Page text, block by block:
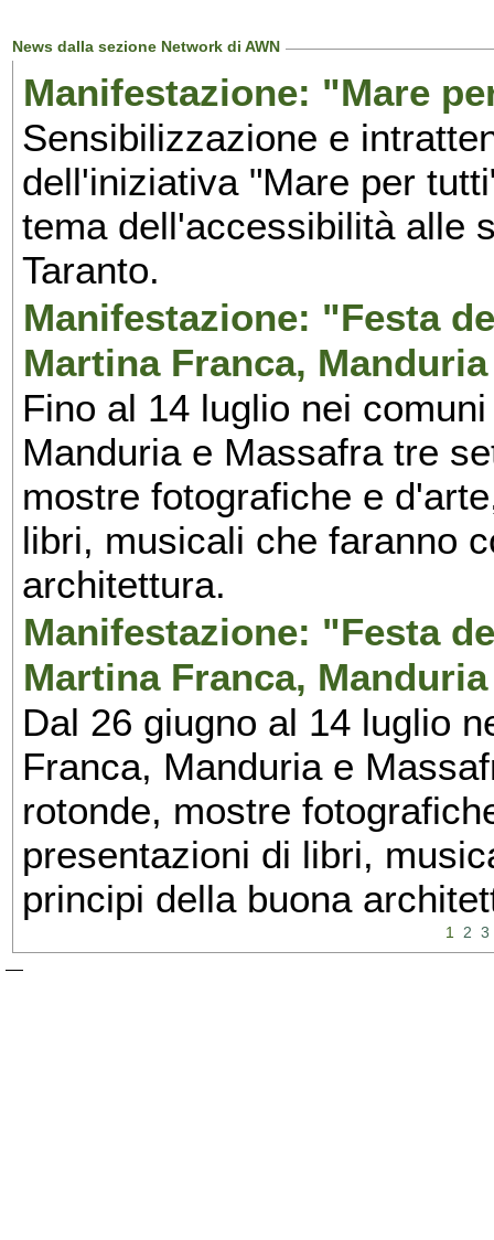
News dalla sezione Network di AWN
Manifestazione: "Mare
Sensibilizzazione e
dell'iniziativa "Mare per
tema dell'accessibilità alle
Taranto.
Manifestazione: "Festa
Martina Franca,
Fino al 14 luglio nei
Manduria e Massafra tre
mostre fotografiche e
libri, musicali che faranno
architettura.
Manifestazione: "Festa
Martina Franca,
Dal 26 giugno al 14 luglio
Franca, Manduria e
rotonde, mostre
presentazioni di libri,
principi della buona
1 2 3